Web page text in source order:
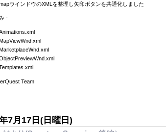
ウインドウのXMLを整理し矢印ボタンを共通化しました
-
Team
7月17日(日曜日)